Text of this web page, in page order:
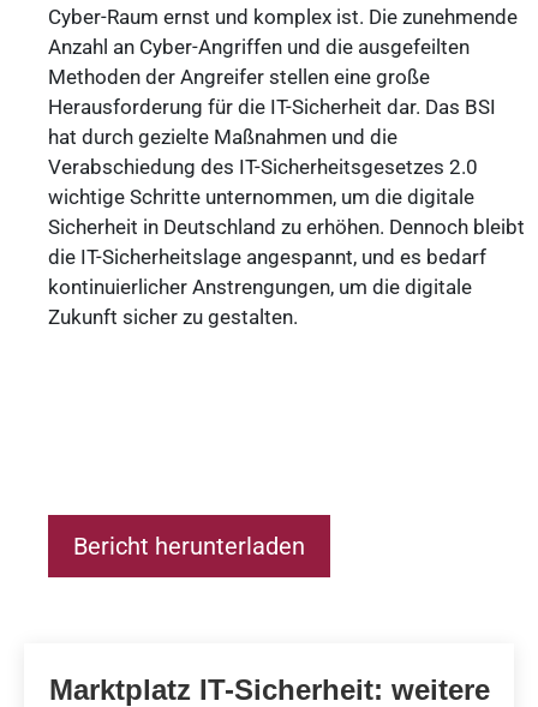
Cyber-Raum ernst und komplex ist. Die zunehmende
Anzahl an Cyber-Angriffen und die ausgefeilten
Methoden der Angreifer stellen eine große
Herausforderung für die IT-Sicherheit dar. Das BSI
hat durch gezielte Maßnahmen und die
Verabschiedung des IT-Sicherheitsgesetzes 2.0
wichtige Schritte unternommen, um die digitale
Sicherheit in Deutschland zu erhöhen. Dennoch bleibt
die IT-Sicherheitslage angespannt, und es bedarf
kontinuierlicher Anstrengungen, um die digitale
Zukunft sicher zu gestalten.
Bericht herunterladen
Marktplatz IT-Sicherheit: weitere